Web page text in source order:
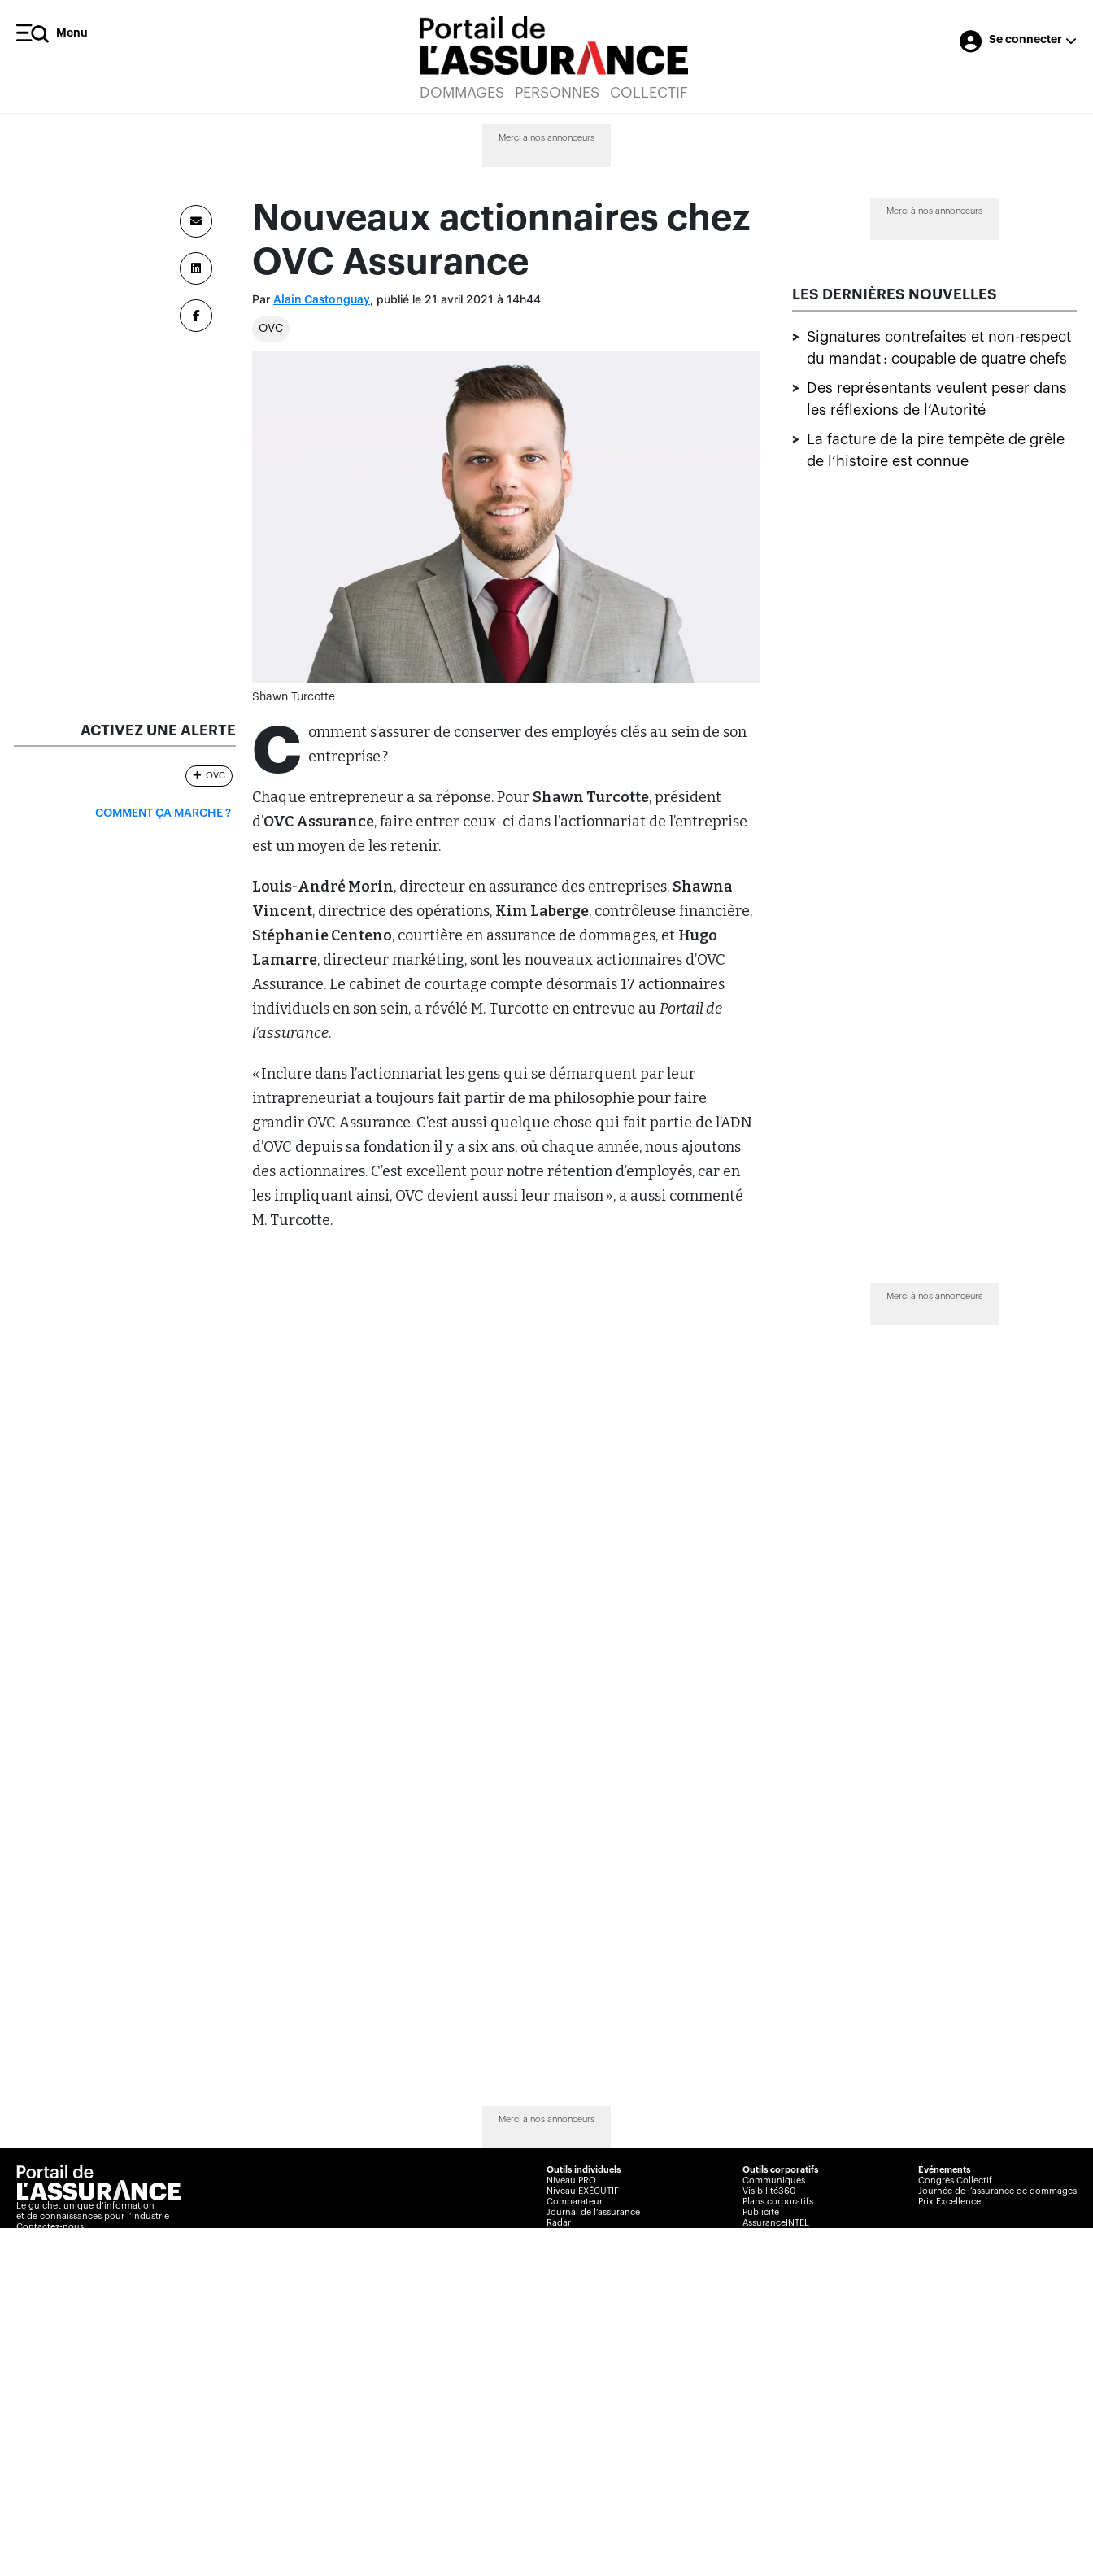
Menu
DOMMAGES PERSONNES COLLECTIF
Se connecter
Merci à nos annonceurs
Nouveaux actionnaires chez
OVC Assurance
Par Alain Castonguay, publié le 21 avril 2021 à 14h44
OVC
Shawn Turcotte
C omment s’assurer de conserver des employés clés au sein de son
entreprise ?
Chaque entrepreneur a sa réponse. Pour Shawn Turcotte, président
d’OVC Assurance, faire entrer ceux-ci dans l’actionnariat de l’entreprise
est un moyen de les retenir.
Louis-André Morin, directeur en assurance des entreprises, Shawna
Vincent, directrice des opérations, Kim Laberge, contrôleuse financière,
Stéphanie Centeno, courtière en assurance de dommages, et Hugo
Lamarre, directeur markéting, sont les nouveaux actionnaires d’OVC
Assurance. Le cabinet de courtage compte désormais 17 actionnaires
individuels en son sein, a révélé M. Turcotte en entrevue au Portail de
l’assurance.
« Inclure dans l’actionnariat les gens qui se démarquent par leur
intrapreneuriat a toujours fait partir de ma philosophie pour faire
grandir OVC Assurance. C’est aussi quelque chose qui fait partie de l’ADN
d’OVC depuis sa fondation il y a six ans, où chaque année, nous ajoutons
des actionnaires. C’est excellent pour notre rétention d’employés, car en
les impliquant ainsi, OVC devient aussi leur maison », a aussi commenté
M. Turcotte.
ACTIVEZ UNE ALERTE
OVC
COMMENT ÇA MARCHE ?
Merci à nos annonceurs
LES DERNIÈRES NOUVELLES
> Signatures contrefaites et non-respect
du mandat : coupable de quatre chefs
>
Des représentants veulent peser dans
les réflexions de l’Autorité
>
La facture de la pire tempête de grêle
de l’histoire est connue
Merci à nos annonceurs
Merci à nos annonceurs
Le guichet unique d’information
et de connaissances pour l’industrie
Contactez-nous
Outils individuels
Niveau PRO
Niveau EXÉCUTIF
Comparateur
Journal de l’assurance
Radar
Outils corporatifs
Communiqués
Visibilité360
Plans corporatifs
Publicité
AssuranceINTEL
Événements
Congrès Collectif
Journée de l’assurance de dommages
Prix Excellence